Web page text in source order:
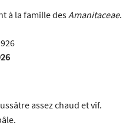
Vidéos
à la famille desAmanitaceae.
assez chaud et vif.